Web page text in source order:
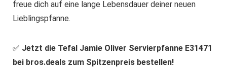
freue dich auf eine lange Lebensdauer deiner neuen
Lieblingspfanne.
✅ Jetzt die Tefal Jamie Oliver Servierpfanne E31471
bei bros.deals zum Spitzenpreis bestellen!